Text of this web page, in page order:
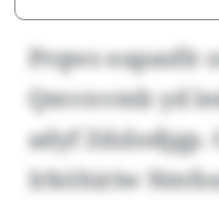
Prqws eapasfit
Qmvnvmb yd
adyf Zdzlodjgp.
Irköhiriw